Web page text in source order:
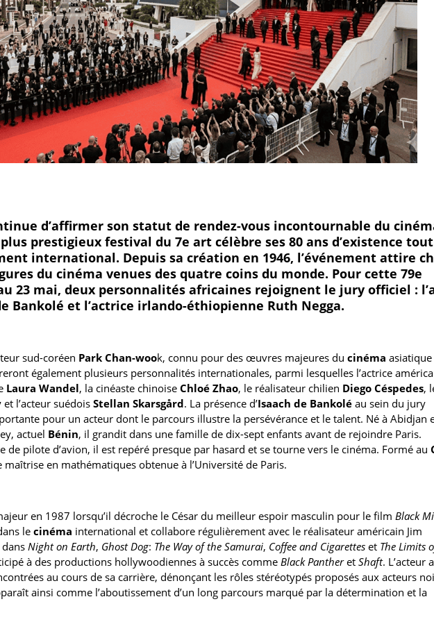
d’affirmer son statut de rendez-vous incontournable du
prestigieux festival du 7e art célèbre ses 80 ans d’existence
international. Depuis sa création en 1946, l’événement attire
du cinéma venues des quatre coins du monde. Pour cette 79e
23 mai, deux personnalités africaines rejoignent le jury officiel :
Bankolé et l’actrice irlando-éthiopienne Ruth Negga.
sud-coréen Park Chan-wook, connu pour des œuvres majeures du cinéma asiatique
également plusieurs personnalités internationales, parmi lesquelles l’actrice
Laura Wandel, la cinéaste chinoise Chloé Zhao, le réalisateur chilien Diego Céspedes,
et l’acteur suédois Stellan Skarsgård. La présence d’Isaach de Bankolé au sein du jury
pour un acteur dont le parcours illustre la persévérance et le talent. Né à Abidjan
actuel Bénin, il grandit dans une famille de dix-sept enfants avant de rejoindre Paris.
de pilote d’avion, il est repéré presque par hasard et se tourne vers le cinéma. Formé au
maîtrise en mathématiques obtenue à l’Université de Paris.
en 1987 lorsqu’il décroche le César du meilleur espoir masculin pour le film Black
le cinéma international et collabore régulièrement avec le réalisateur américain Jim
Night on Earth, Ghost Dog: The Way of the Samurai, Coffee and Cigarettes et The Limits
à des productions hollywoodiennes à succès comme Black Pantheret Shaft. L’acteur a
au cours de sa carrière, dénonçant les rôles stéréotypés proposés aux acteurs
ainsi comme l’aboutissement d’un long parcours marqué par la détermination et la